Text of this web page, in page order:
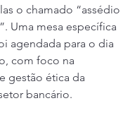
o chamado “assédio
Uma mesa específica
agendada para o dia
com foco na
gestão ética da
bancário.